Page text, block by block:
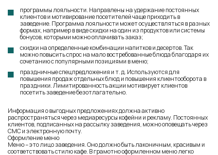
программы лояльности. Направлены на удержание постоянных
клиентов и мотивирование посетителей чаще приходить в
заведение. Программа лояльности может осуществляться в разных
формах, например в виде скидки на один из продуктов или системы
бонусов, которыми можно оплачивать заказ;
скидки на определенные комбинации напитков и десертов. Так
можно повысить спрос на мало востребованные блюда благодаря их
сочетанию с популярными позициями в меню;
праздничные спецпредложения и т. д. Используются для
повышения продаж отдельных блюд и повышения клиентооборота в
праздники. Лимитированность акции мотивирует клиентов
посетить заведение безотлагательно.
Информация о выгодных предложениях должна активно
распространяться через медиаресурсы кофейни и рекламу. Постоянных
клиентов, подписанных на рассылку заведения, можно оповещать через
СМС и электронную почту.
Оформление меню
Меню – это лицо заведения. Оно должно быть лаконичным, красивым и
соответствовать стилю кафе. В грамотно оформленном меню легко